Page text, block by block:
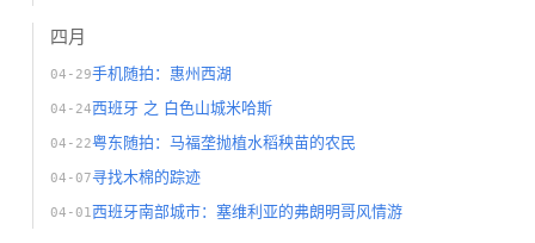
四月
04-29手机随拍：惠州西湖
04-24西班牙 之 白色山城米哈斯
04-22粤东随拍：马福垄抛植水稻秧苗的农民
04-07寻找木棉的踪迹
04-01 西班牙南部城市：塞维利亚的弗朗明哥风情游